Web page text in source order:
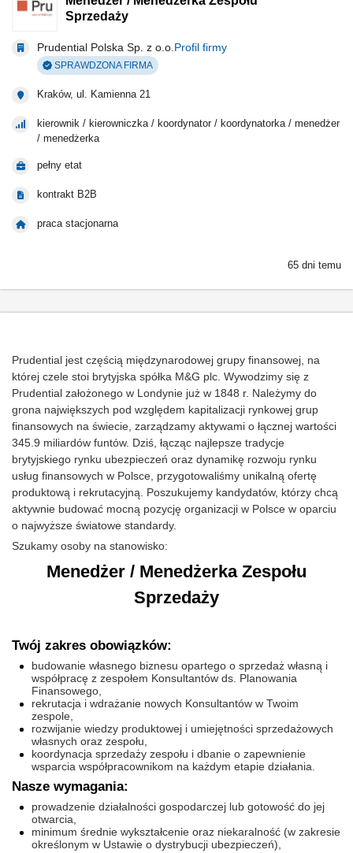
Sprzedaży
Prudential Polska Sp. z o.o. Profil firmy
SPRAWDZONA FIRMA
Kraków, ul. Kamienna 21
kierownik / kierowniczka / koordynator / koordynatorka / menedżer
/ menedżerka
pełny etat
kontrakt B2B
praca stacjonarna
65 dni temu
Prudential jest częścią międzynarodowej grupy finansowej, na
której czele stoi brytyjska spółka M&G plc. Wywodzimy się z
Prudential założonego w Londynie już w 1848 r. Należymy do
grona największych pod względem kapitalizacji rynkowej grup
finansowych na świecie, zarządzamy aktywami o łącznej wartości
345.9 miliardów funtów. Dziś, łącząc najlepsze tradycje
brytyjskiego rynku ubezpieczeń oraz dynamikę rozwoju rynku
usług finansowych w Polsce, przygotowaliśmy unikalną ofertę
produktową i rekrutacyjną. Poszukujemy kandydatów, którzy chcą
aktywnie budować mocną pozycję organizacji w Polsce w oparciu
o najwyższe światowe standardy.
Szukamy osoby na stanowisko:
Menedżer / Menedżerka Zespołu
Sprzedaży
Twój zakres obowiązków:
budowanie własnego biznesu opartego o sprzedaż własną i
współpracę z zespołem Konsultantów ds. Planowania
Finansowego,
rekrutacja i wdrażanie nowych Konsultantów w Twoim
zespole,
rozwijanie wiedzy produktowej i umiejętności sprzedażowych
własnych oraz zespołu,
koordynacja sprzedaży zespołu i dbanie o zapewnienie
wsparcia współpracownikom na każdym etapie działania.
Nasze wymagania:
prowadzenie działalności gospodarczej lub gotowość do jej
otwarcia,
minimum średnie wykształcenie oraz niekaralność (w zakresie
określonym w Ustawie o dystrybucji ubezpieczeń),